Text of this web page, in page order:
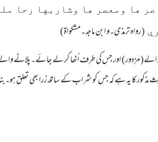
ها ومعصر ها وشاربها رحا
(رواہ ترمذی۔و ابن ماجہ۔مشکواۃ)
اور جس کی طرف اُٹھا کر لے جائے۔پلانے
کا یہ ہے کہ جس کو شراب کے ساتھ زرا بھی تعلق